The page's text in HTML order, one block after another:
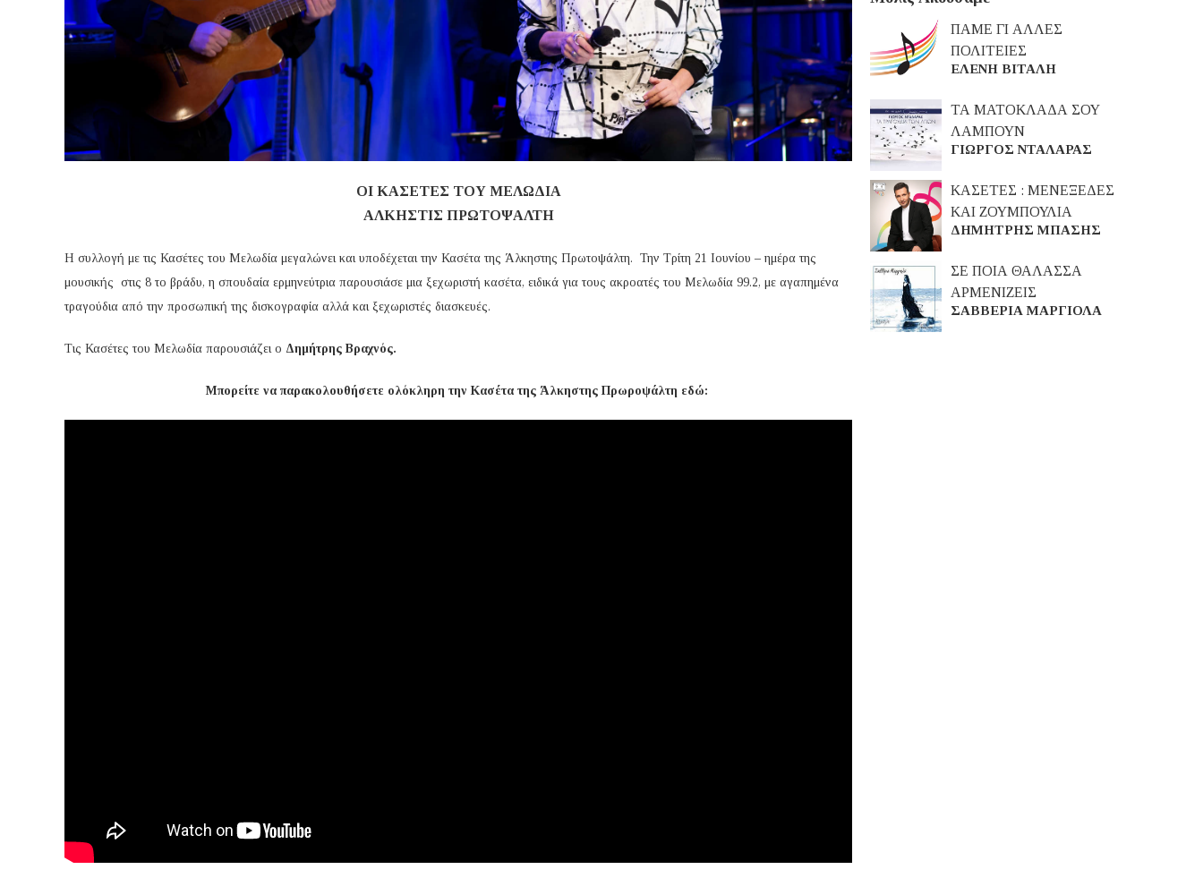
ΟΙ ΚΑΣΕΤΕΣ ΤΟΥ ΜΕΛΩΔΙΑ
ΑΛΚΗΣΤΙΣ ΠΡΩΤΟΨΑΛΤΗ
Η συλλογή με τις Κασέτες του Μελωδία μεγαλώνει και υποδέχεται την Κασέτα της Άλκηστης Πρωτοψάλτη. Την Τρίτη 21 Ιουνίου – ημέρα της
μουσικής στις 8 το βράδυ, η σπουδαία ερμηνεύτρια παρουσιάσε μια ξεχωριστή κασέτα, ειδικά για τους ακροατές του Μελωδία 99.2, με αγαπημένα
τραγούδια από την προσωπική της δισκογραφία αλλά και ξεχωριστές διασκευές.
Τις Κασέτες του Μελωδία παρουσιάζει ο Δημήτρης Βραχνός.
Μπορείτε να παρακολουθήσετε ολόκληρη την Κασέτα της Άλκηστης Πρωροψάλτη εδώ:
ΠΑΜΕ ΓΙ ΑΛΛΕΣ
ΠΟΛΙΤΕΙΕΣ
ΕΛΕΝΗ ΒΙΤΑΛΗ
ΤΑ ΜΑΤΟΚΛΑΔΑ ΣΟΥ
ΛΑΜΠΟΥΝ
ΓΙΩΡΓΟΣ ΝΤΑΛΑΡΑΣ
ΚΑΣΕΤΕΣ : ΜΕΝΕΞΕΔΕΣ
ΚΑΙ ΖΟΥΜΠΟΥΛΙΑ
ΔΗΜΗΤΡΗΣ ΜΠΑΣΗΣ
ΣΕ ΠΟΙΑ ΘΑΛΑΣΣΑ
ΑΡΜΕΝΙΖΕΙΣ
ΣΑΒΒΕΡΙΑ ΜΑΡΓΙΟΛΑ